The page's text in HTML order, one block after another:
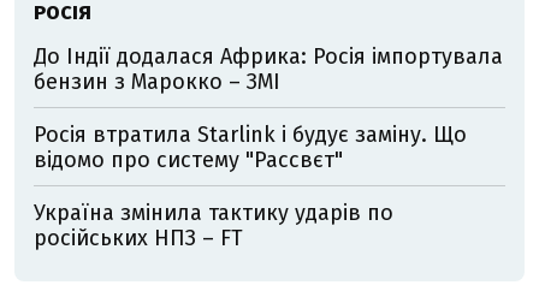
РОСІЯ
До Індії додалася Африка: Росія імпортувала
бензин з Марокко – ЗМІ
Росія втратила Starlink і будує заміну. Що
відомо про систему "Рассвєт"
Україна змінила тактику ударів по
російських НПЗ – FT